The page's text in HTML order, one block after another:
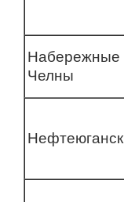
Набережные
Челны
Нефтеюганск